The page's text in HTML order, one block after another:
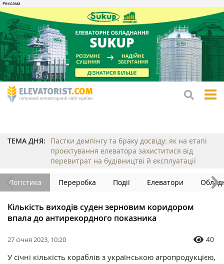
ТЕМА ДНЯ:
Пастки демпінгу та браку досвіду: як на етапі
проєктування елеватора захиститися від
перевитрат на будівництві й експлуатації
Логістика Переробка Події Елеватори
Кількість виходів суден зерновим коридором
впала до антирекордного показника
27 січня 2023, 10:20 40
У січні кількість кораблів з українською агропродукцією,